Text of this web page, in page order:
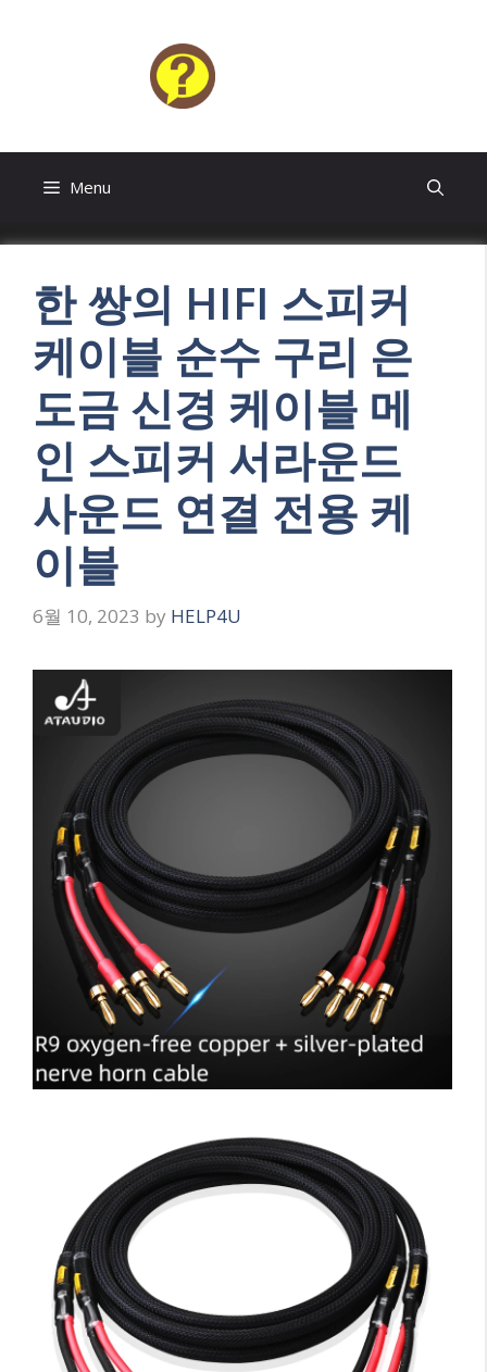
Menu
한 쌍의 HIFI 스피커
케이블 순수 구리 은
도금 신경 케이블 메
인 스피커 서라운드
사운드 연결 전용 케
이블
6월 10, 2023 by HELP4U